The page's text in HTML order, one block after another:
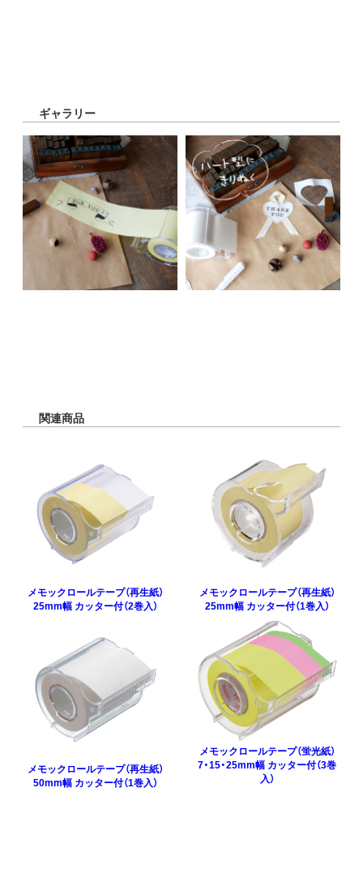
ギャラリー
関連商品
メモックロールテープ（再生紙）
25mm幅 カッター付（2巻入）
メモックロールテープ（再生紙）
25mm幅 カッター付（1巻入）
メモックロールテープ（再生紙）
50mm幅 カッター付（1巻入）
メモックロールテープ（蛍光紙）
7・15・25mm幅 カッター付（3巻
入）